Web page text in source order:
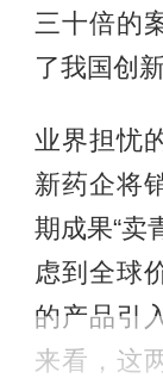
三十倍的
了我国创
业界担忧
新药企将
期成果“卖
虑到全球
的产品引
来看，这